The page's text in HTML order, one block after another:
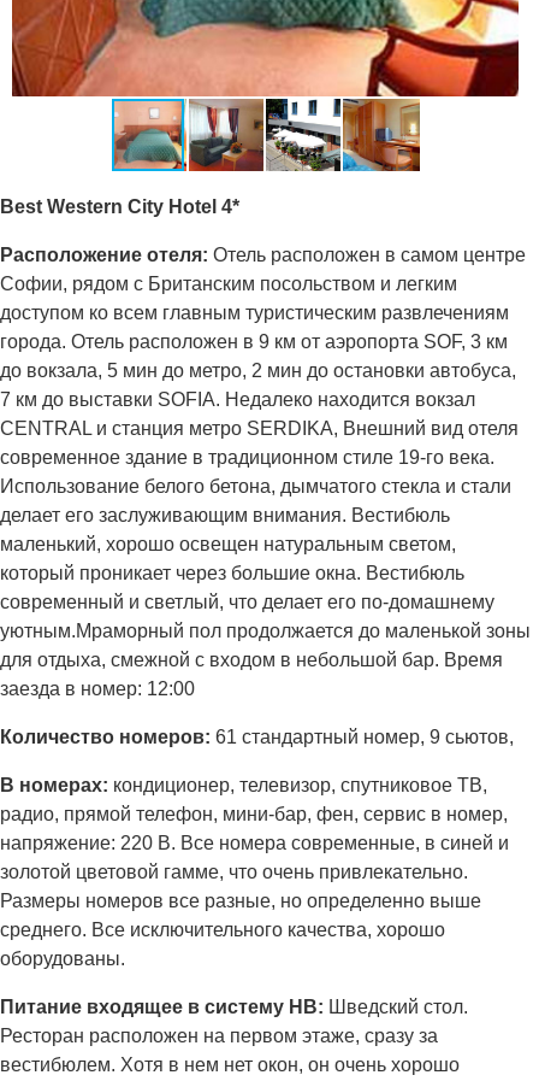
Best Western City Hotel 4*
Расположение отеля: Отель расположен в самом центре
Софии, рядом с Британским посольством и легким
доступом ко всем главным туристическим развлечениям
города. Отель расположен в 9 км от аэропорта SOF, 3 км
до вокзала, 5 мин до метро, 2 мин до остановки автобуса,
7 км до выставки SOFIA. Недалеко находится вокзал
CENTRAL и станция метро SERDIKA, Внешний вид отеля
современное здание в традиционном стиле 19-го века.
Использование белого бетона, дымчатого стекла и стали
делает его заслуживающим внимания. Вестибюль
маленький, хорошо освещен натуральным светом,
который проникает через большие окна. Вестибюль
современный и светлый, что делает его по-домашнему
уютным.Мраморный пол продолжается до маленькой зоны
для отдыха, смежной с входом в небольшой бар. Время
заезда в номер: 12:00
Количество номеров: 61 стандартный номер, 9 сьютов,
В номерах: кондиционер, телевизор, спутниковое ТВ,
радио, прямой телефон, мини-бар, фен, сервис в номер,
напряжение: 220 В. Все номера современные, в синей и
золотой цветовой гамме, что очень привлекательно.
Размеры номеров все разные, но определенно выше
среднего. Все исключительного качества, хорошо
оборудованы.
Питание входящее в систему НВ: Шведский стол.
Ресторан расположен на первом этаже, сразу за
вестибюлем. Хотя в нем нет окон, он очень хорошо